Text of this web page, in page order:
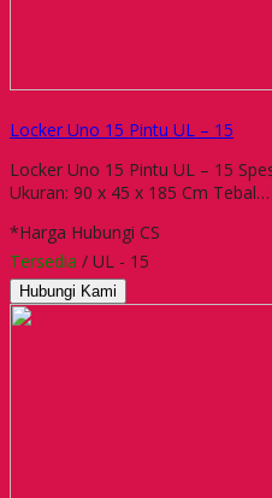
Locker Uno 15 Pintu UL – 15
Locker Uno 15 Pintu UL – 15
Ukuran: 90 x 45 x 185 Cm Tebal…
*Harga Hubungi CS
Tersedia / UL - 15
Hubungi Kami